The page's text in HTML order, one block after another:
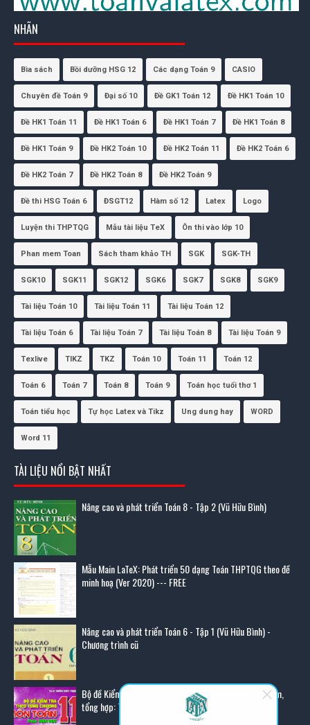
NHÃN
Bìa sách Bồi dưỡng HSG 12 Các dạng Toán 9 CASIO
Chuyên đề Toán 9 Đại số 10 Đề GK1 Toán 12 Đề HK1 Toán 10
Đề HK1 Toán 11 Đề HK1 Toán 6 Đề HK1 Toán 7 Đề HK1 Toán 8
Đề HK1 Toán 9 Đề HK2 Toán 10 Đề HK2 Toán 11 Đề HK2 Toán 6
Đề HK2 Toán 7 Đề HK2 Toán 8 Đề HK2 Toán 9
Đề thi HSG Toán 6 ĐSGT12 Hàm số 12 Latex Logo
Luyện thi THPTQG Mẫu tài liệu TeX Ôn thi vào lớp 10
Phan mem Toan Sách tham khảo TH SGK SGK-TH
SGK10 SGK11 SGK12 SGK6 SGK7 SGK8 SGK9
Tài liệu Toán 10 Tài liệu Toán 11 Tài liệu Toán 12
Tài liệu Toán 6 Tài liệu Toán 7 Tài liệu Toán 8 Tài liệu Toán 9
Texlive TIKZ TKZ Toán 10 Toán 11 Toán 12
Toán 6 Toán 7 Toán 8 Toán 9 Toán học tuổi thơ 1
Toán tiểu học Tự học Latex và Tikz Ung dung hay WORD
Word 11
TÀI LIỆU NỔI BẬT NHẤT
Nâng cao và phát triển Toán 8 - Tập 2 (Vũ Hữu Bình)
Mẫu Main LaTeX: Phát triển 50 dạng Toán THPTQG theo đề
minh hoạ (Ver 2020) --- FREE
Nâng cao và phát triển Toán 6 - Tập 1 (Vũ Hữu Bình) -
Chương trình cũ
Bộ đề Kiểm tra môn Toán 11 - Phần 2: Hình Học (sưu tầm,
tổng hợp: Thịnh Trần)